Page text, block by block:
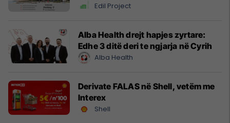
Edil Project
Alba Health drejt hapjes zyrtare:
Edhe 3 ditë deri te ngjarja në Cyrih
Alba Health
Derivate FALAS në Shell, vetëm me
Interex
Shell